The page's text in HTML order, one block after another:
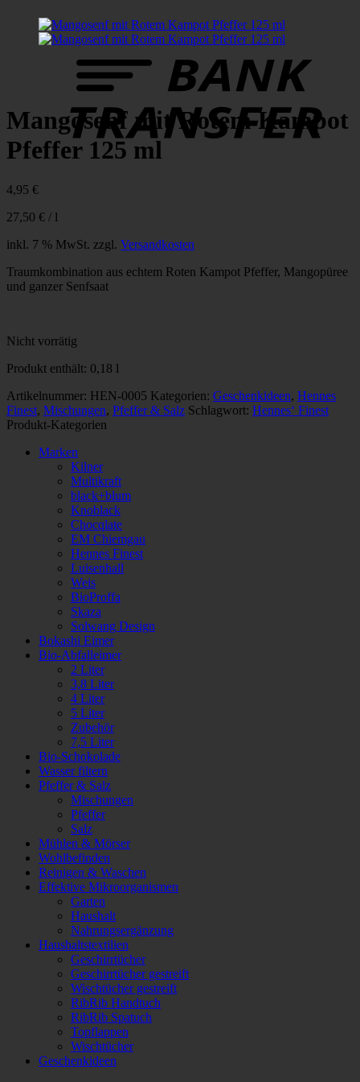
Mangosenf mit Rotem Kampot
Pfeffer 125 ml
4,95 €
27,50 € / l
inkl. 7 % MwSt. zzgl. Versandkosten
Traumkombination aus echtem Roten Kampot Pfeffer, Mangopüree
und ganzer Senfsaat
Nicht vorrätig
Produkt enthält: 0,18 l
Artikelnummer: HEN-0005 Kategorien: Geschenkideen, Hennes
Finest, Mischungen, Pfeffer & Salz Schlagwort: Hennes‘ Finest
Produkt-Kategorien
Marken
Kilner
Multikraft
black+blum
Knoblack
Chocqlate
EM Chiemgau
Hennes Finest
Luisenhall
Weis
BioProffa
Skaza
Solwang Design
Bokashi Eimer
Bio-Abfalleimer
2 Liter
3,8 Liter
4 Liter
5 Liter
Zubehör
7,5 Liter
Bio-Schokolade
Wasser filtern
Pfeffer & Salz
Mischungen
Pfeffer
Salz
Mühlen & Mörser
Wohlbefinden
Reinigen & Waschen
Effektive Mikroorganismen
Garten
Haushalt
Nahrungsergänzung
Haushaltstextilien
Geschirrtücher
Geschirrtücher gestreift
Wischtücher gestreift
RibRib Handtuch
RibRib Spatuch
Topflappen
Wischtücher
Geschenkideen